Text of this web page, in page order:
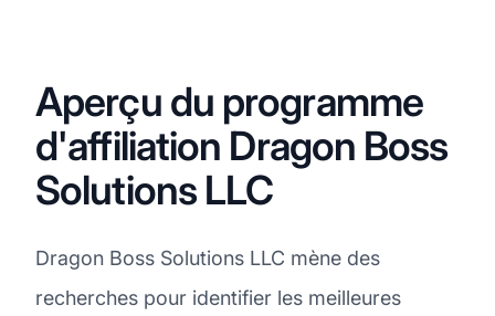
Aperçu du programme
d'affiliation Dragon Boss
Solutions LLC
Dragon Boss Solutions LLC mène des
recherches pour identifier les meilleures